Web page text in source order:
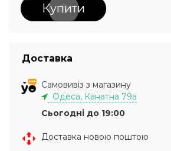
Купити
Доставка
Самовивіз з магазину
Одеса, Канатна 79а
Сьогодні до 19:00
Доставка новою поштою